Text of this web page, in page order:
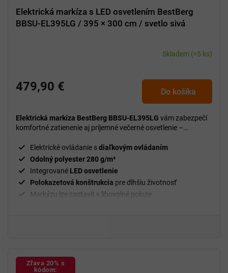
Elektrická markíza s LED osvetlením BestBerg
BBSU-EL395LG / 395 × 300 cm / svetlo sivá
Skladem (>5 ks)
479,90 € Do košíka
Elektrická markíza BestBerg BBSU-EL395LG vám zabezpečí
komfortné zatienenie aj príjemné večerné osvetlenie –
Elektrické ovládanie sdiaľkovým ovládaním
Odolný polyester 280 g/m²
Integrované LED osvetlenie
Polokazetová konštrukcia pre dlhšiu životnosť
Markýzu lze zastavit v libovolné poloze
Zľava 20% s
kódom: